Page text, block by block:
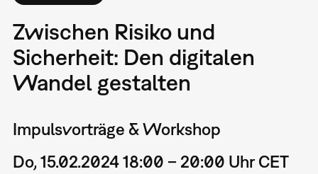
Zwischen Risiko und
Sicherheit: Den digitalen
Wandel gestalten
Impulsvorträge & Workshop
Do, 15.02.2024 18:00 – 20:00 Uhr CET